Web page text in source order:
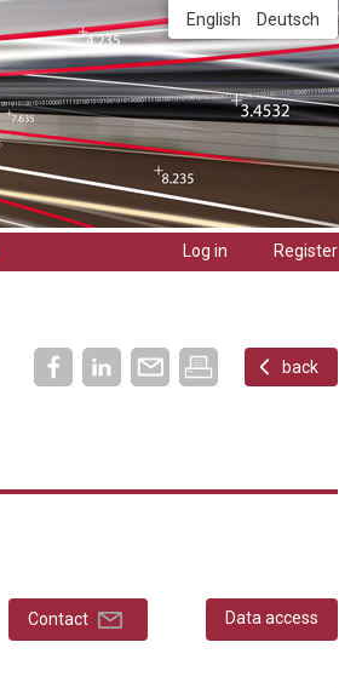
English Deutsch
Log in Register
back
Contact Data access